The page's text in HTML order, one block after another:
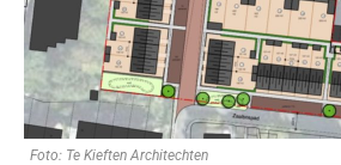
Foto: Te Kieften Architechten